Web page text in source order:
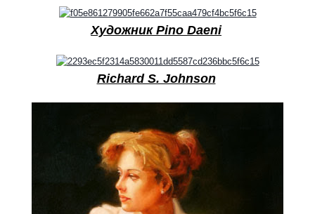
Художник Pino Daeni
Richard S. Johnson